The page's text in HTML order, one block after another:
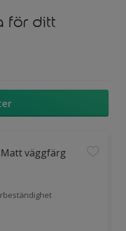
för ditt
väggfärg